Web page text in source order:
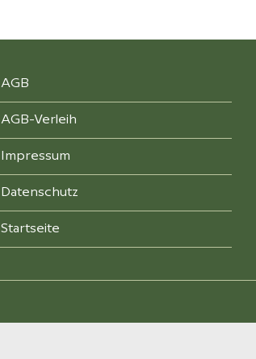
AGB
AGB-Verleih
Impressum
Datenschutz
Startseite